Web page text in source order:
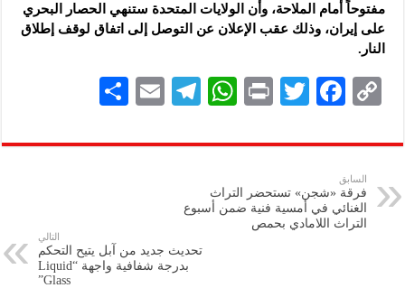
مفتوحاً أمام الملاحة، وأن الولايات المتحدة ستنهي الحصار البحري
على إيران، وذلك عقب الإعلان عن التوصل إلى اتفاق لوقف إطلاق
النار.
C
p
y
Li
n
F
eb
k
T
tt
P
nt
W
at
A
p
Te
gr
E
ai
ar
السابق
فرقة «شجن» تستحضر التراث
الغنائي في أمسية فنية ضمن أسبوع
التراث اللامادي بحمص
التالي
تحديث جديد من آبل يتيح التحكم
بدرجة شفافية واجهة “Liquid
Glass”